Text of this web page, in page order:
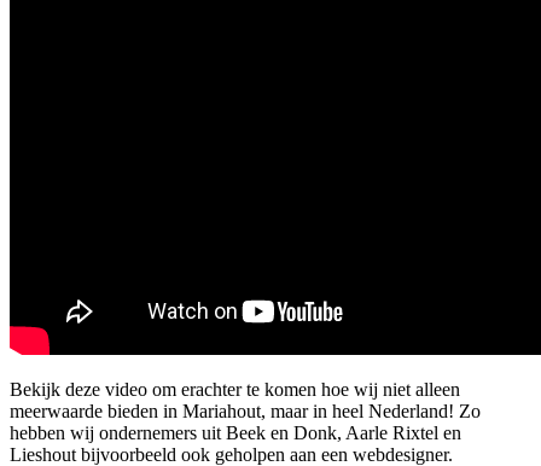
Bekijk deze video om erachter te komen hoe wij niet alleen
meerwaarde bieden in Mariahout, maar in heel Nederland! Zo
hebben wij ondernemers uit Beek en Donk, Aarle Rixtel en
Lieshout bijvoorbeeld ook geholpen aan een webdesigner.